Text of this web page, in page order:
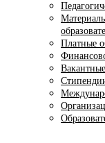
Платные